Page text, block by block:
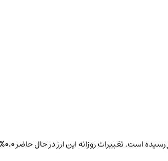
رسیده است. تغییرات روزانه این ارز در حال حاضر0.0%